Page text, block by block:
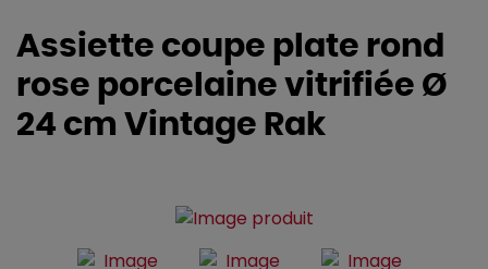
Assiette coupe plate rond
rose porcelaine vitrifiée Ø
24 cm Vintage Rak